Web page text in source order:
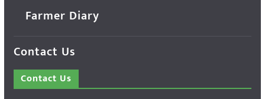
Farmer Diary
Contact Us
Contact Us